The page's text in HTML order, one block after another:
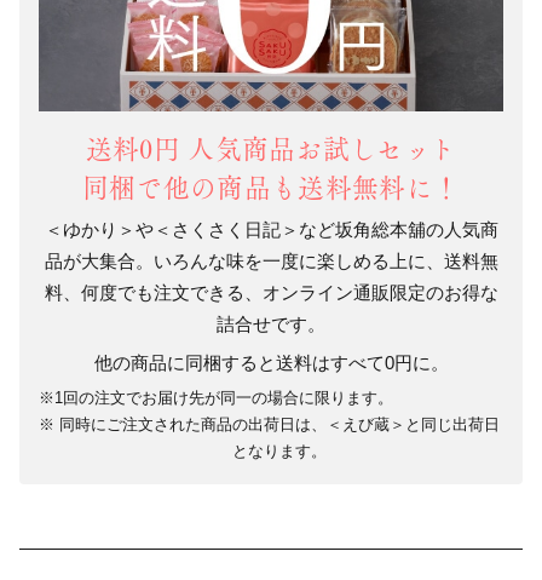
送料0円 人気商品お試しセット
同梱で他の商品も送料無料に！
＜ゆかり＞や＜さくさく日記＞など坂角総本舖の人気商
品が大集合。いろんな味を一度に楽しめる上に、送料無
料、何度でも注文できる、オンライン通販限定のお得な
詰合せです。
他の商品に同梱すると送料はすべて0円に。
1回の注文でお届け先が同一の場合に限ります。
同時にご注文された商品の出荷日は、＜えび蔵＞と同じ出荷日
となります。